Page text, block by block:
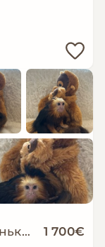
Левоголовий Тамарин- маленька ігрунка, океан любові 1 700€